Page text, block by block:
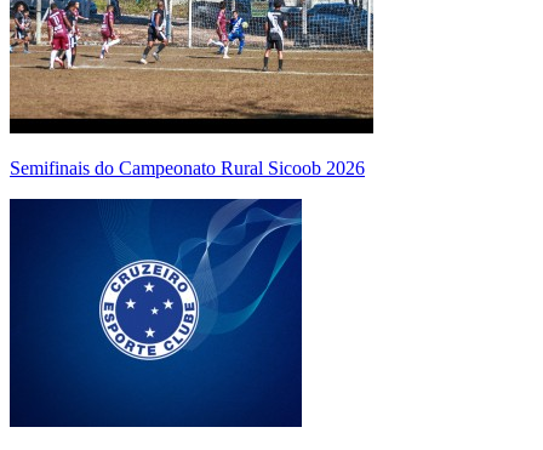
Semifinais do Campeonato Rural Sicoob 2026